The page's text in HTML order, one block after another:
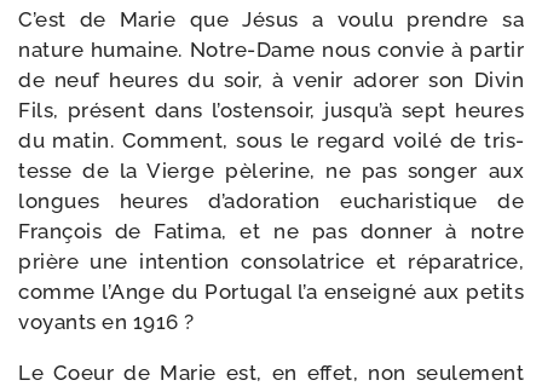
C’est de Marie que Jésus a vou­lu prendre sa
nature humaine. Notre-​Dame nous convie à par­tir
de neuf heures du soir, à venir ado­rer son Divin
Fils, pré­sent dans l’os­ten­soir, jus­qu’à sept heures
du matin. Comment, sous le regard voi­lé de tris­
tesse de la Vierge pèle­rine, ne pas son­ger aux
longues heures d’a­do­ra­tion eucha­ris­tique de
François de Fatima, et ne pas don­ner à notre
prière une inten­tion conso­la­trice et répa­ra­trice,
comme l’Ange du Portugal l’a ensei­gné aux petits
voyants en 1916 ?
Le Coeur de Marie est, en effet, non seule­ment